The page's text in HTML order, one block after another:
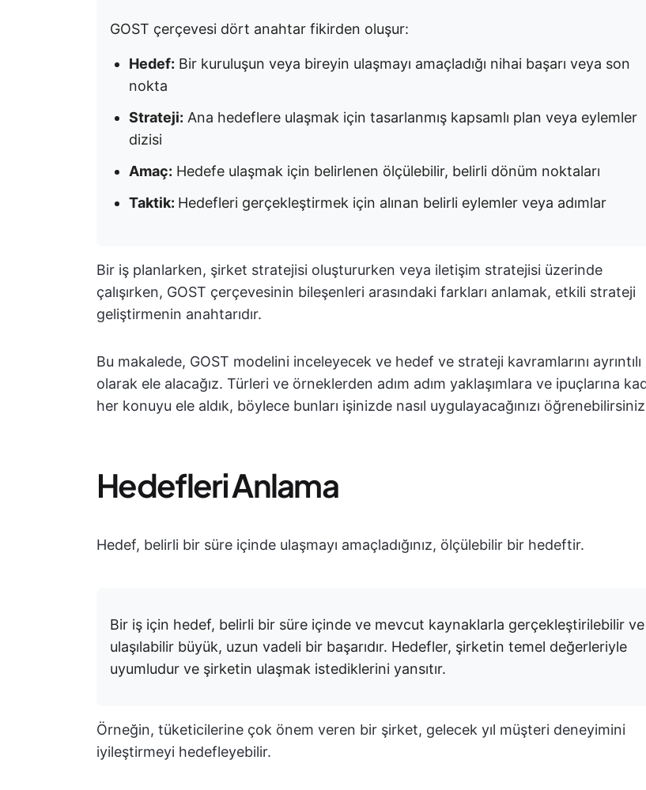
GOST çerçevesi dört anahtar fikirden oluşur:
Hedef: Bir kuruluşun veya bireyin ulaşmayı amaçladığı nihai başarı veya son
nokta
Strateji: Ana hedeflere ulaşmak için tasarlanmış kapsamlı plan veya eylemler
dizisi
Amaç: Hedefe ulaşmak için belirlenen ölçülebilir, belirli dönüm noktaları
Taktik: Hedefleri gerçekleştirmek için alınan belirli eylemler veya adımlar
Bir iş planlarken, şirket stratejisi oluştururken veya iletişim stratejisi üzerinde
çalışırken, GOST çerçevesinin bileşenleri arasındaki farkları anlamak, etkili strateji
geliştirmenin anahtarıdır.
Bu makalede, GOST modelini inceleyecek ve hedef ve strateji kavramlarını ayrıntılı
olarak ele alacağız. Türleri ve örneklerden adım adım yaklaşımlara ve ipuçlarına
her konuyu ele aldık, böylece bunları işinizde nasıl uygulayacağınızı
Hedefleri Anlama
Hedef, belirli bir süre içinde ulaşmayı amaçladığınız, ölçülebilir bir hedeftir.
Bir iş için hedef, belirli bir süre içinde ve mevcut kaynaklarla gerçekleştirilebilir ve
ulaşılabilir büyük, uzun vadeli bir başarıdır. Hedefler, şirketin temel değerleriyle
uyumludur ve şirketin ulaşmak istediklerini yansıtır.
Örneğin, tüketicilerine çok önem veren bir şirket, gelecek yıl müşteri deneyimini
iyileştirmeyi hedefleyebilir.